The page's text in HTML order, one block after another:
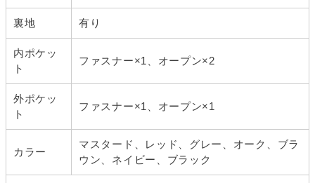
裏地 有り
内ポケッ
ト
ファスナー×1、オープン×2
外ポケッ
ト
ファスナー×1、オープン×1
カラー
マスタード、レッド、グレー、オーク、ブラ
ウン、ネイビー、ブラック